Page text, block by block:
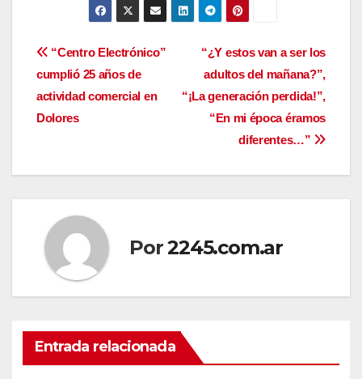
Navegación
de
entradas
“¿Y estos van a ser los
adultos del mañana?”,
“¡La generación perdida!”,
“En mi época éramos
diferentes…”
“Centro Electrónico”
cumplió 25 años de
actividad comercial en
Dolores
Por2245.com.ar
Entrada relacionada